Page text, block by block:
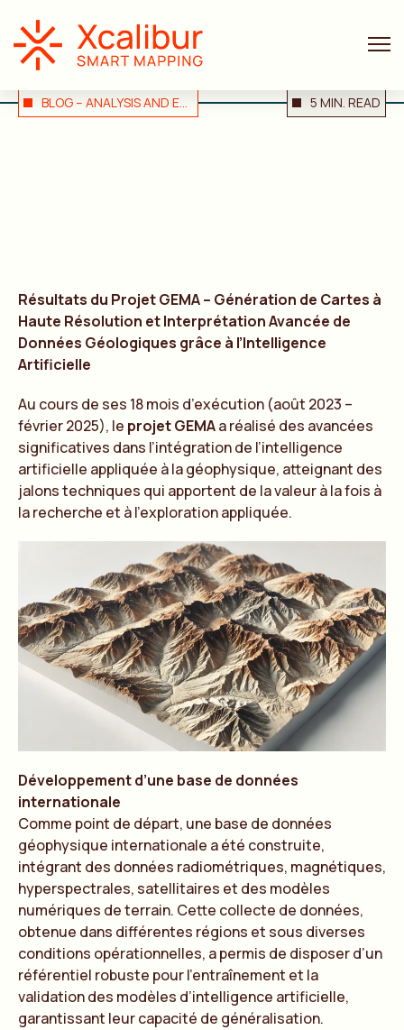
BLOG – ANALYSIS AND EXPERT OPINION 5 MIN. READ
Résultats du Projet GEMA – Génération de Cartes à
Haute Résolution et Interprétation Avancée de
Données Géologiques grâce à l’Intelligence
Artificielle
Au cours de ses 18 mois d’exécution (août 2023 –
février 2025), le projet GEMAa réalisé des avancées
significatives dans l’intégration de l’intelligence
artificielle appliquée à la géophysique, atteignant des
jalons techniques qui apportent de la valeur à la fois à
la recherche et à l’exploration appliquée.
Développement d’une base de données
internationale
Comme point de départ, une base de données
géophysique internationale a été construite,
intégrant des données radiométriques, magnétiques,
hyperspectrales, satellitaires et des modèles
numériques de terrain. Cette collecte de données,
obtenue dans différentes régions et sous diverses
conditions opérationnelles, a permis de disposer d’un
référentiel robuste pour l’entraînement et la
validation des modèles d’intelligence artificielle,
garantissant leur capacité de généralisation.